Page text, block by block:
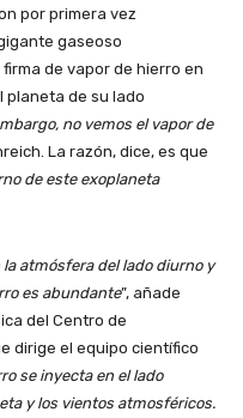
por primera vez
gaseoso
de vapor de hierro en
planeta de su lado
no vemos el vapor de
La razón, dice, es que
de este exoplaneta
atmósfera del lado diurno y
es abundante”, añade
del Centro de
dirige el equipo científico
se inyecta en el lado
y los vientos atmosféricos.